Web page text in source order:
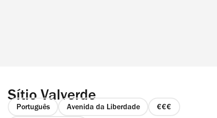
Sítio Valverde
Português Avenida da Liberdade
preço